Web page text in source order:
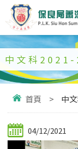
中文科2021-
首頁 > 中
04/12/2021